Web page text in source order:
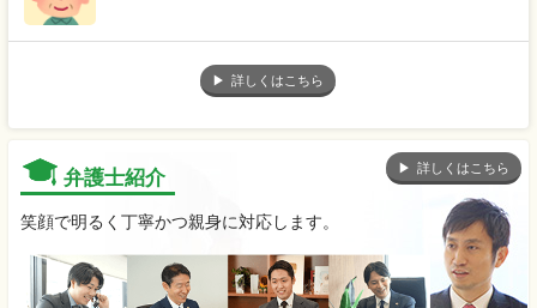
詳しくはこちら
弁護士紹介 詳しくはこちら
笑顔で明るく丁寧かつ親身に対応します。